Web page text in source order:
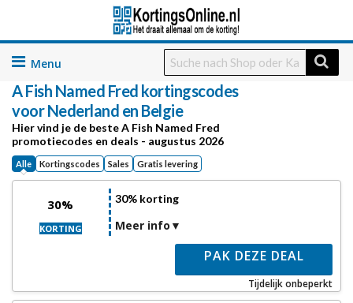
Skip
content
A Fish Named Fred kortingscodes
voor Nederland en Belgie
Hier vind je de beste A Fish Named Fred
promotiecodes en deals - augustus 2026
Alle Kortingscodes Sales Gratis levering
30%
KORTING
30% korting
Meer info
PAK DEZE DEAL
Tijdelijk onbeperkt